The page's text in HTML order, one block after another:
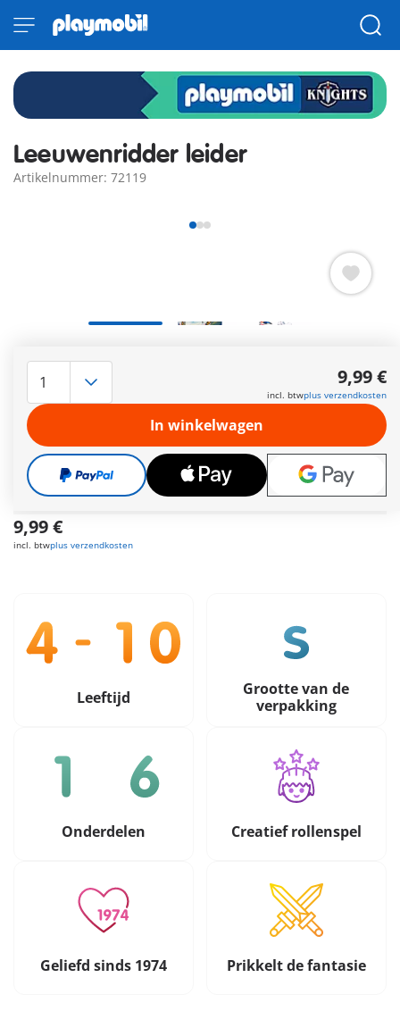
Leeuwenridder leider
Artikelnummer: 72119
ridderleider de strijd in – in een glanzend harnas van goud
en zilver, trots op zijn witte paard. In zijn hand draagt hij het
wapen van de Leeuwenridders als vlag – een symbool van
moed, gerechtigheid en kracht.
Meer informatie
Leveringstermijn op dit moment 2 tot 4 werkdagen
Gratis verzending vanaf €40
9,99 €
incl. btwplus verzendkosten
9,99 €
incl. btwplus verzendkosten
In winkelwagen
Leeftijd
Grootte van de
verpakking
Onderdelen Creatief rollenspel
Geliefd sinds 1974 Prikkelt de fantasie